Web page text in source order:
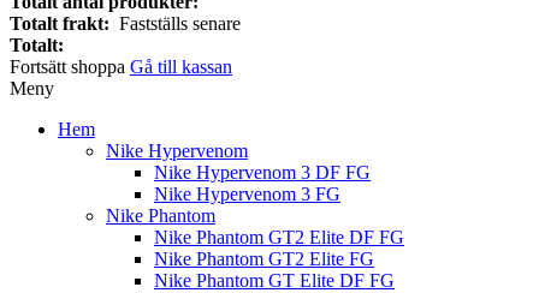
Totalt frakt: Fastställs senare
Totalt:
Fortsätt shoppa Gå till kassan
Meny
Hem
Nike Hypervenom
Nike Hypervenom 3 DF FG
Nike Hypervenom 3 FG
Nike Phantom
Nike Phantom GT2 Elite DF FG
Nike Phantom GT2 Elite FG
Nike Phantom GT Elite DF FG